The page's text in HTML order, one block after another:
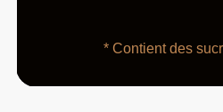
* Contient des